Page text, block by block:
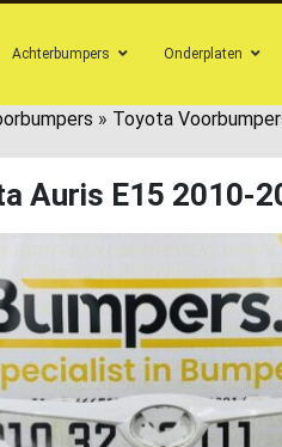
Achterbumpers Onderplaten
» Toyota
Auris E15 2010-